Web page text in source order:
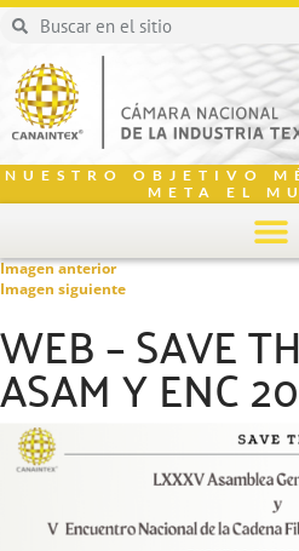
NUESTRO OBJETIVO
META EL
Imagen anterior
Imagen siguiente
WEB – SAVE
ASAM Y ENC